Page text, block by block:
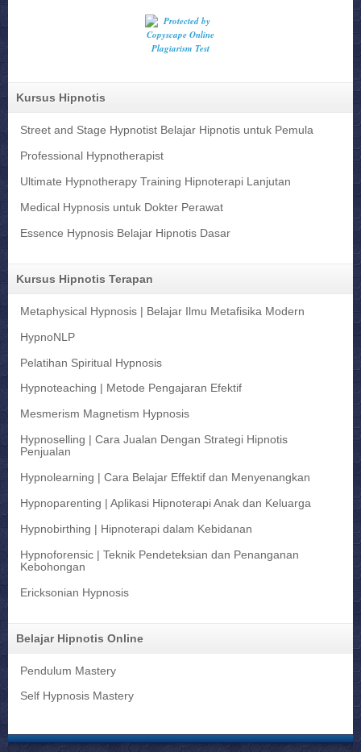
Kursus Hipnotis
Street and Stage Hypnotist Belajar Hipnotis untuk Pemula
Professional Hypnotherapist
Ultimate Hypnotherapy Training Hipnoterapi Lanjutan
Medical Hypnosis untuk Dokter Perawat
Essence Hypnosis Belajar Hipnotis Dasar
Kursus Hipnotis Terapan
Metaphysical Hypnosis | Belajar Ilmu Metafisika Modern
HypnoNLP
Pelatihan Spiritual Hypnosis
Hypnoteaching | Metode Pengajaran Efektif
Mesmerism Magnetism Hypnosis
Hypnoselling | Cara Jualan Dengan Strategi Hipnotis
Penjualan
Hypnolearning | Cara Belajar Effektif dan Menyenangkan
Hypnoparenting | Aplikasi Hipnoterapi Anak dan Keluarga
Hypnobirthing | Hipnoterapi dalam Kebidanan
Hypnoforensic | Teknik Pendeteksian dan Penanganan
Kebohongan
Ericksonian Hypnosis
Belajar Hipnotis Online
Pendulum Mastery
Self Hypnosis Mastery